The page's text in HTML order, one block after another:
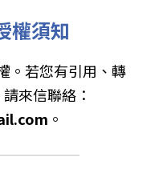
權須知
。若您有引用、轉
。